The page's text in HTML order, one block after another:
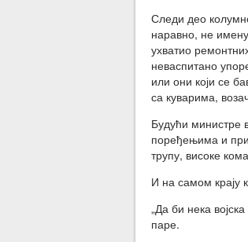
Следи део
наравно, не
ухватио
неваспитано
или они који се
са куварима,
Будући министре
поређењима и
трупу, високе
И на самом крају
„Да би нека
паре.